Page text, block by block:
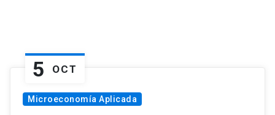
5 OCT
Microeconomía Aplicada